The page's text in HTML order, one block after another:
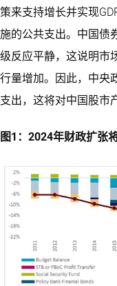
策来支持增长并实现
施的公共支出。中国债
级反应平静，这说明市
行量增加。因此，中央
支出，这将对中国股市
图1：2024年财政扩张